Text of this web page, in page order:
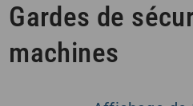
Gardes de
machines